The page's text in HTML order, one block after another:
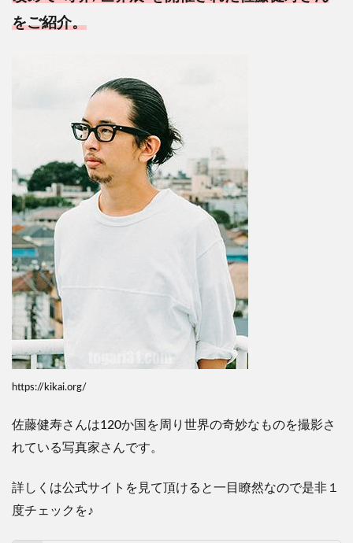
をご紹介。
https://kikai.org/
佐藤健寿さんは120か国を周り世界の奇妙なものを撮影さ
れている写真家さんです。
詳しくは公式サイトを見て頂けると一目瞭然なので是非１
度チェックを♪